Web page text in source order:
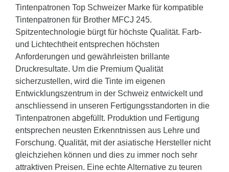
Tintenpatronen Top Schweizer Marke für kompatible
Tintenpatronen für Brother MFCJ 245.
Spitzentechnologie bürgt für höchste Qualität. Farb-
und Lichtechtheit entsprechen höchsten
Anforderungen und gewährleisten brillante
Druckresultate. Um die Premium Qualität
sicherzustellen, wird die Tinte im eigenen
Entwicklungszentrum in der Schweiz entwickelt und
anschliessend in unseren Fertigungsstandorten in die
Tintenpatronen abgefüllt. Produktion und Fertigung
entsprechen neusten Erkenntnissen aus Lehre und
Forschung. Qualität, mit der asiatische Hersteller nicht
gleichziehen können und dies zu immer noch sehr
attraktiven Preisen. Eine echte Alternative zu teuren